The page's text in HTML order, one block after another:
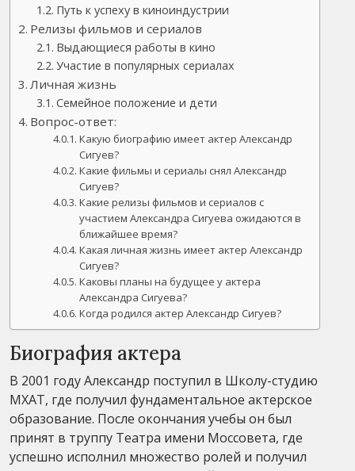
Путь к успеху в киноиндустрии
Релизы фильмов и сериалов
Выдающиеся работы в кино
Участие в популярных сериалах
Личная жизнь
Семейное положение и дети
Вопрос-ответ:
Какую биографию имеет актер Александр
Сигуев?
Какие фильмы и сериалы снял Александр
Сигуев?
Какие релизы фильмов и сериалов с
участием Александра Сигуева ожидаются в
ближайшее время?
Какая личная жизнь имеет актер Александр
Сигуев?
Каковы планы на будущее у актера
Александра Сигуева?
Когда родился актер Александр Сигуев?
Биография актера
В 2001 году Александр поступил в Школу-студию
МХАТ, где получил фундаментальное актерское
образование. После окончания учебы он был
принят в труппу Театра имени Моссовета, где
успешно исполнил множество ролей и получил